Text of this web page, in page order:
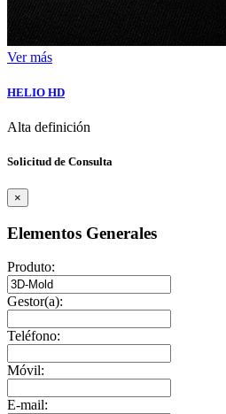
Ver más
HELIO HD
Alta definición
Solicitud de Consulta
×
Elementos Generales
Produto:
Gestor(a):
Teléfono:
Móvil:
E-mail: